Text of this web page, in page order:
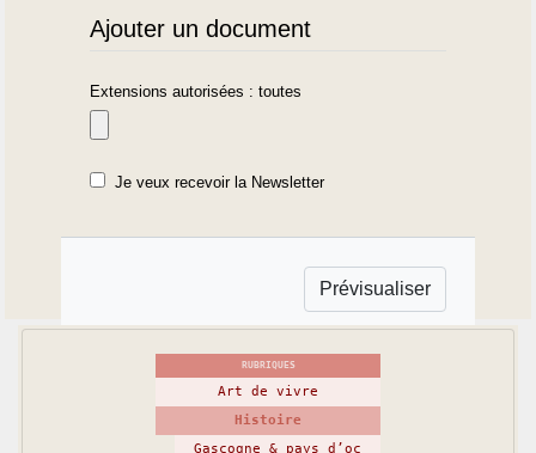
Ajouter un document
Extensions autorisées : toutes
Je veux recevoir la Newsletter
RUBRIQUES
Art de vivre
Histoire
Gascogne & pays d’oc